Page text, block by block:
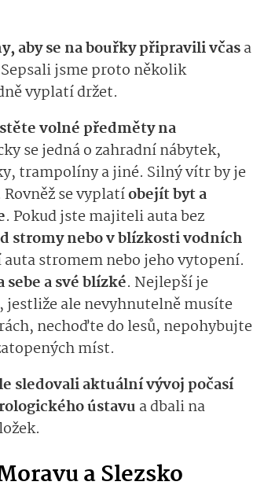
aby se na bouřky připravili včasa
jsme proto několik
vyplatí držet.
volné předměty na
se jedná o zahradní nábytek,
trampolíny a jiné. Silný vítr by je
se vyplatíobejít byt a
. Pokud jste majiteli auta bez
stromy nebo v blízkosti vodních
stromem nebo jeho vytopení.
a své blízké. Nejlepší je
jestliže ale nevyhnutelně musíte
nechoďte do lesů, nepohybujte
míst.
sledovali aktuální vývoj počasí
ústavua dbali na
a Slezsko